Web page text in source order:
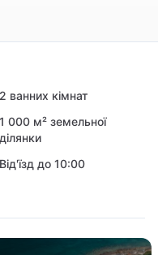
2 ванних кімнат
1 000 м² земельної
ділянки
Від'їзд до 10:00